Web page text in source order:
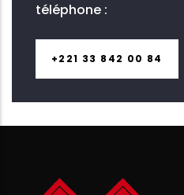
téléphone :
+221 33 842 00 84